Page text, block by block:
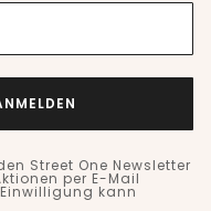
Street One Newsletter
per E-Mail
kann